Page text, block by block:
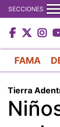
SECCIONES
FAMA
Tierra